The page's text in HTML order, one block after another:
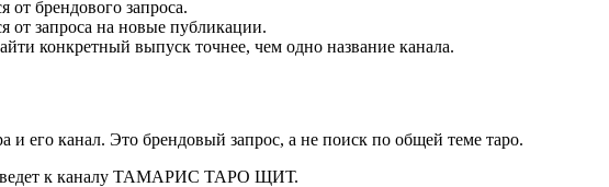
от брендового запроса.
от запроса на новые публикации.
конкретный выпуск точнее, чем одно название канала.
и его канал. Это брендовый запрос, а не поиск по общей теме таро.
ведет к каналу ТАМАРИС ТАРО ЩИТ.